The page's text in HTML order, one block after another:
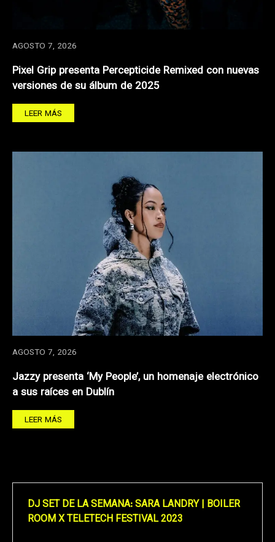
AGOSTO 7, 2026
Pixel Grip presenta Percepticide Remixed con nuevas
versiones de su álbum de 2025
LEER MÁS
AGOSTO 7, 2026
Jazzy presenta ‘My People’, un homenaje electrónico
a sus raíces en Dublín
LEER MÁS
DJ SET DE LA SEMANA: SARA LANDRY | BOILER
ROOM X TELETECH FESTIVAL 2023